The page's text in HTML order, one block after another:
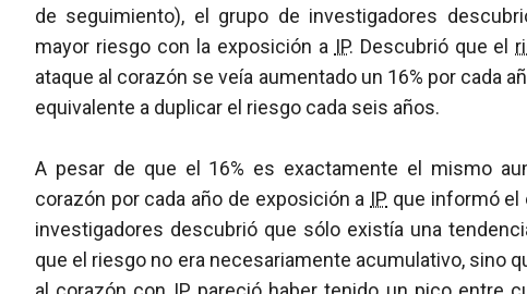
de seguimiento), el grupo de investigadores
mayor riesgo con la exposición a IP. Descubrió que el
ataque al corazón se veía aumentado un 16% por cada
equivalente a duplicar el riesgo cada seis años.
A pesar de que el 16% es exactamente el mismo
corazón por cada año de exposición a IP que informó el
investigadores descubrió que sólo existía una
que el riesgo no era necesariamente acumulativo, sino